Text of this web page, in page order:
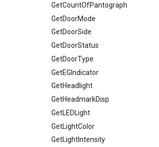
GetCountOfPantograph
GetDoorMode
GetDoorSide
GetDoorStatus
GetDoorType
GetEGIndicator
GetHeadlight
GetHeadmarkDisp
GetLEDLight
GetLightColor
GetLightIntensity